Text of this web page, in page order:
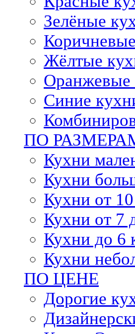
Зелёные
Жёлтые
Оранжевые
Синие
ПО
Кухни
Кухни
Кухни от
Кухни от 7
Кухни до 6
Кухни
ПО ЦЕНЕ
Дорогие